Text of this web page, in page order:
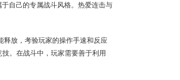
自己的专属战斗风格。热爱连击与
释放，考验玩家的操作手速和反应
。在战斗中，玩家需要善于利用